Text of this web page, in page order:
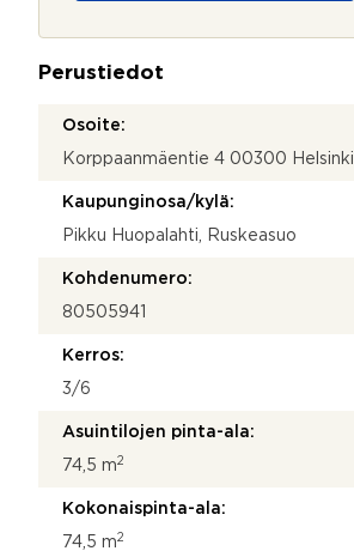
*
Perustiedot
Osoite:
Korppaanmäentie 4 00300 Helsinki
Kaupunginosa/kylä:
Pikku Huopalahti, Ruskeasuo
Kohdenumero:
80505941
Kerros:
3/6
Asuintilojen pinta-ala:
74,5 m2
Kokonaispinta-ala:
74,5 m2